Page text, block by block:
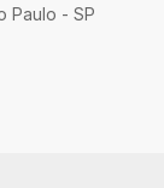
Paulo - SP